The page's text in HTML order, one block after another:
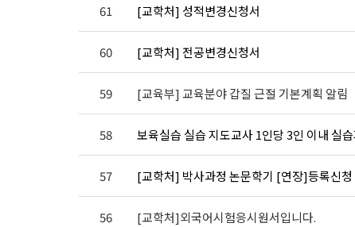
61 [교학처] 성적변경신청서
60 [교학처] 전공변경신청서
59 [교육부] 교육분야 갑질 근절 기본계획 알림
58 보육실습 실습 지도교사 1인당 3인 이내 실
57 [교학처] 박사과정 논문학기 [연장]등록신청
56 [교학처]외국어시험응시원서입니다.